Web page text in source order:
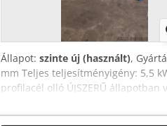
Állapot: szinte új (használt),
mm Teljes teljesítményigény: 5,5
profilacél olló ÚJSZERŰ
ütköző kapcsolóval JELLEMZŐ
Löket 55 mm Löketek száma